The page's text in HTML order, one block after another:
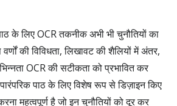
के लिए OCR तकनीक अभी भी चुनौतियों का
की विविधता, लिखावट की शैलियों में अंतर,
OCR की सटीकता को प्रभावित कर
पाठ के लिए विशेष रूप से डिज़ाइन किए
महत्वपूर्ण है जो इन चुनौतियों को दूर कर